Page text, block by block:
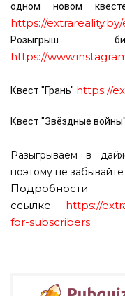
одном новом
https://extrareality.by/
Розыгрыш
https://
Квест "Грань" https://
Квест "Звёздные войны"
Разыгрываем в
поэтому не
ссылке https://
for-subscribers